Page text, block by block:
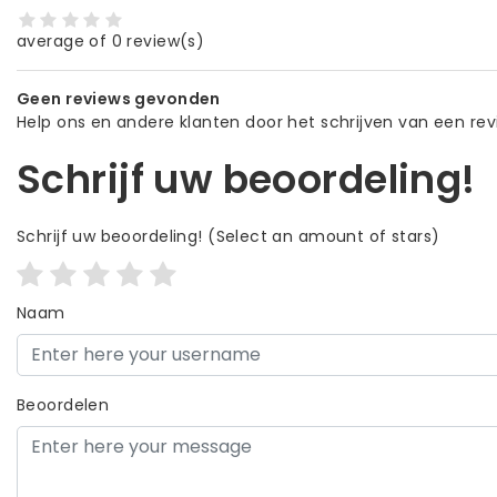
average of 0 review(s)
Geen reviews gevonden
Help ons en andere klanten door het schrijven van een
Schrijf uw beoordeling!
Schrijf uw beoordeling! (Select an amount of stars)
Naam
Beoordelen